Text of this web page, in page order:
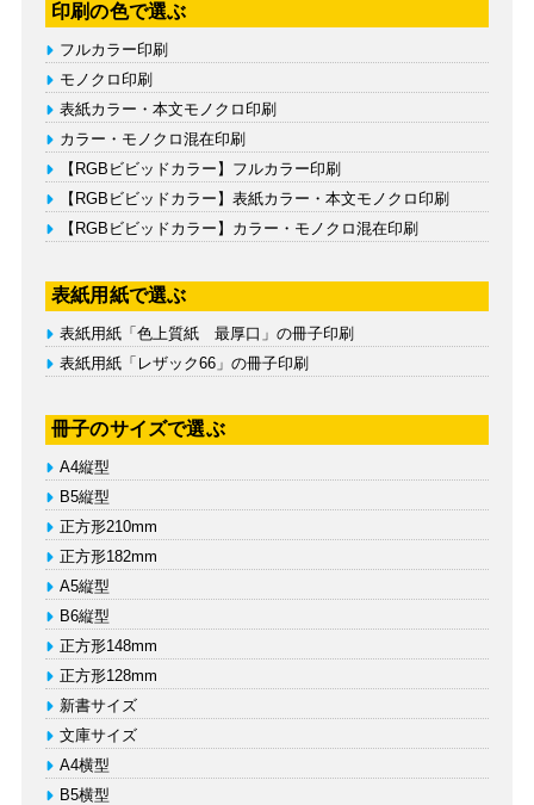
印刷の色で選ぶ
フルカラー印刷
モノクロ印刷
表紙カラー・本文モノクロ印刷
カラー・モノクロ混在印刷
【RGBビビッドカラー】フルカラー印刷
【RGBビビッドカラー】表紙カラー・本文モノクロ印刷
【RGBビビッドカラー】カラー・モノクロ混在印刷
表紙用紙で選ぶ
表紙用紙「色上質紙 最厚口」の冊子印刷
表紙用紙「レザック66」の冊子印刷
冊子のサイズで選ぶ
A4縦型
B5縦型
正方形210mm
正方形182mm
A5縦型
B6縦型
正方形148mm
正方形128mm
新書サイズ
文庫サイズ
A4横型
B5横型